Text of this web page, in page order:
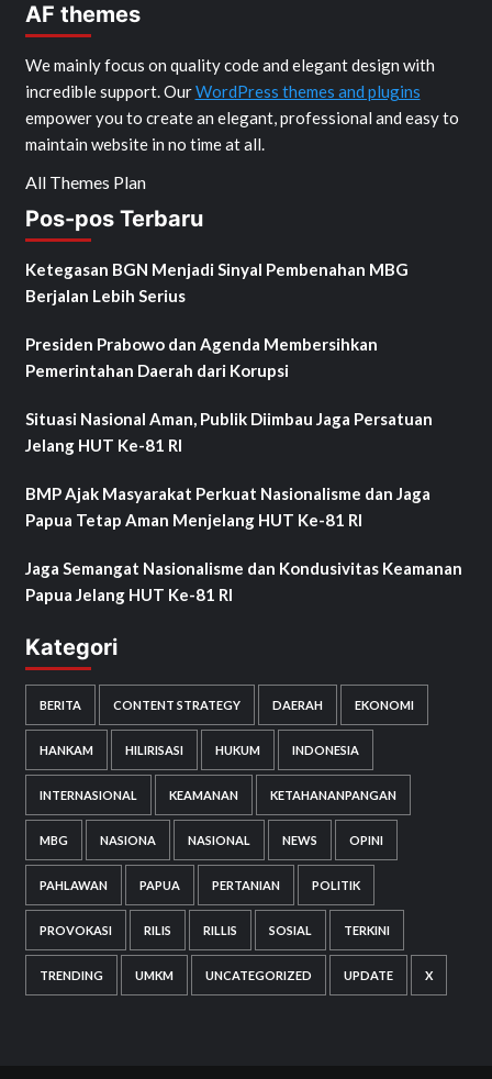
AF themes
We mainly focus on quality code and elegant design with
incredible support. OurWordPress themes and plugins
empower you to create an elegant, professional and easy to
maintain website in no time at all.
All Themes Plan
Pos-pos Terbaru
Ketegasan BGN Menjadi Sinyal Pembenahan MBG
Berjalan Lebih Serius
Presiden Prabowo dan Agenda Membersihkan
Pemerintahan Daerah dari Korupsi
Situasi Nasional Aman, Publik Diimbau Jaga Persatuan
Jelang HUT Ke-81 RI
BMP Ajak Masyarakat Perkuat Nasionalisme dan Jaga
Papua Tetap Aman Menjelang HUT Ke-81 RI
Jaga Semangat Nasionalisme dan Kondusivitas Keamanan
Papua Jelang HUT Ke-81 RI
Kategori
BERITA CONTENT STRATEGY DAERAH EKONOMI
HANKAM HILIRISASI HUKUM INDONESIA
INTERNASIONAL KEAMANAN KETAHANANPANGAN
MBG NASIONA NASIONAL NEWS OPINI
PAHLAWAN PAPUA PERTANIAN POLITIK
PROVOKASI RILIS RILLIS SOSIAL TERKINI
TRENDING UMKM UNCATEGORIZED UPDATE X